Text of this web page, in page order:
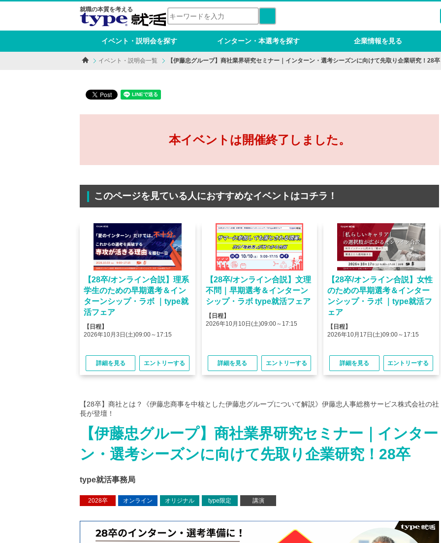
就職の本質を考える
イベント・説明会を探す インターン・本選考を探す 企業情報を見る
イベント・説明会一覧 【伊藤忠グループ】商社業界研究セミナー｜インターン・選考シーズンに向けて先取り企業研究！28卒
本イベントは開催終了しました。
このページを見ている人におすすめなイベントはコチラ！
【28卒/オンライン合説】理系
学生のための早期選考＆イン
ターンシップ・ラボ ｜type就
活フェア
【日程】
2026年10月3日(土)09:00～17:15
詳細を見る エントリーする
【28卒/オンライン合説】文理
不問｜早期選考＆インターン
シップ・ラボ type就活フェア
【日程】
2026年10月10日(土)09:00～17:15
詳細を見る エントリーする
【28卒/オンライン合説】女性
のための早期選考＆インター
ンシップ・ラボ ｜type就活フ
ェア
【日程】
2026年10月17日(土)09:00～17:15
詳細を見る エントリーする
【28卒】商社とは？《伊藤忠商事を中核とした伊藤忠グループについて解説》伊藤忠人事総務サービス株式会社の社
長が登壇！
【伊藤忠グループ】商社業界研究セミナー｜インター
ン・選考シーズンに向けて先取り企業研究！28卒
type就活事務局
2028卒 オンライン オリジナル type限定 講演